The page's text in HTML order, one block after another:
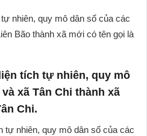
nhiên, quy mô dân số của các
Bão thành xã mới có tên gọi là
tích tự nhiên, quy mô
xã Tân Chi thành xã
Chi.
tự nhiên, quy mô dân số của các